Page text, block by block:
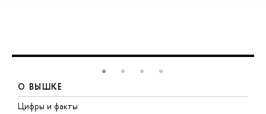
О ВЫШКЕ
Цифры и факты